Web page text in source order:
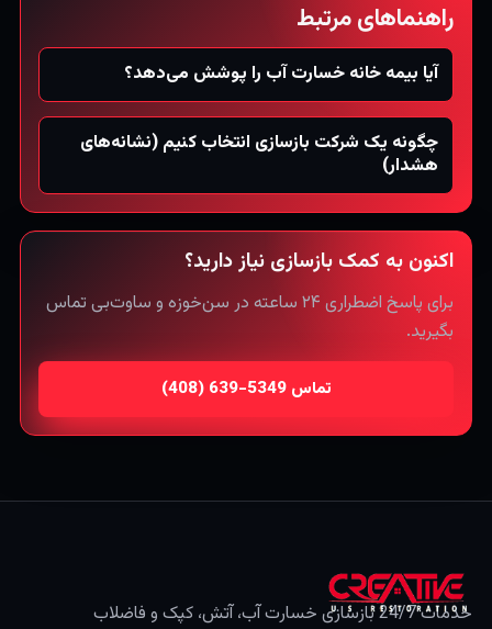
راهنماهای مرتبط
آیا بیمه خانه خسارت آب را پوشش می‌دهد؟
چگونه یک شرکت بازسازی انتخاب کنیم (نشانه‌های
هشدار)
اکنون به کمک بازسازی نیاز دارید؟
برای پاسخ اضطراری ۲۴ ساعته در سن‌خوزه و ساوت‌بی تماس
بگیرید.
تماس ⁦(408) 639-5349⁩
خدمات 24/7 بازسازی خسارت آب، آتش، کپک و فاضلاب